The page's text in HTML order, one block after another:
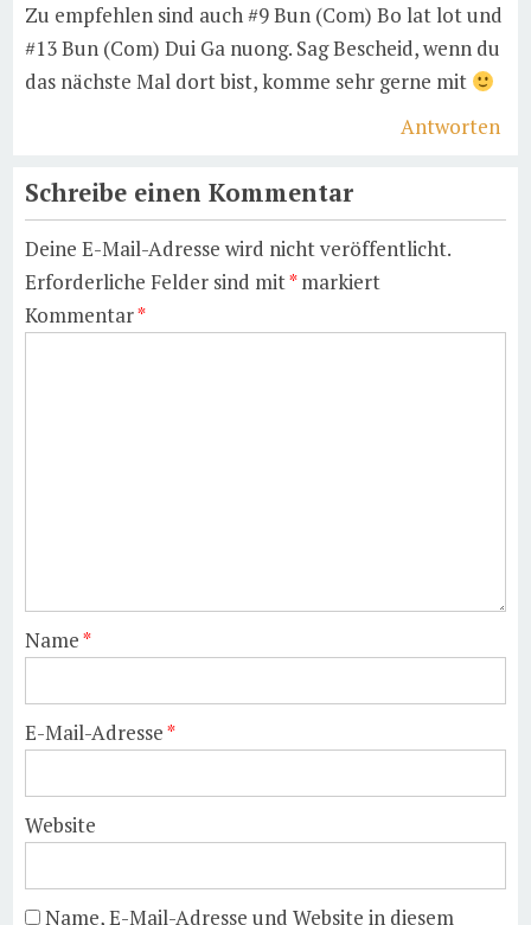
Zu empfehlen sind auch #9 Bun (Com) Bo lat lot und
#13 Bun (Com) Dui Ga nuong. Sag Bescheid, wenn du
das nächste Mal dort bist, komme sehr gerne mit
Antworten
Schreibe einen Kommentar
Deine E-Mail-Adresse wird nicht veröffentlicht.
Erforderliche Felder sind mit*markiert
Kommentar*
Name*
E-Mail-Adresse*
Website
Name, E-Mail-Adresse und Website in diesem